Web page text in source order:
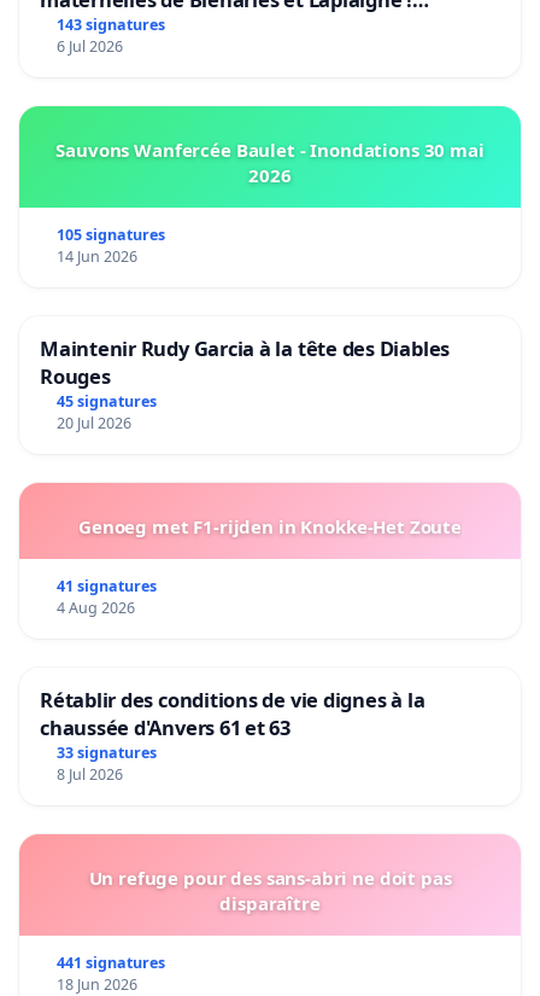
Préservons la stabilité de nos enfants.
143 signatures
6 Jul 2026
Sauvons Wanfercée Baulet - Inondations 30 mai
2026
105 signatures
14 Jun 2026
Maintenir Rudy Garcia à la tête des Diables
Rouges
45 signatures
20 Jul 2026
Genoeg met F1-rijden in Knokke-Het Zoute
41 signatures
4 Aug 2026
Rétablir des conditions de vie dignes à la
chaussée d'Anvers 61 et 63
33 signatures
8 Jul 2026
Un refuge pour des sans-abri ne doit pas
disparaître
441 signatures
18 Jun 2026